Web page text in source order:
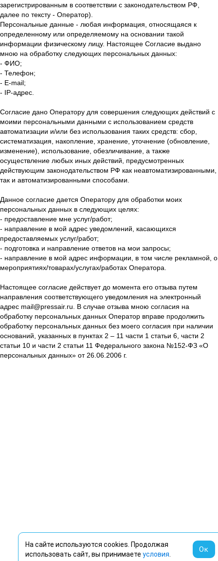
зарегистрированным в соответствии с законодательством РФ,
далее по тексту - Оператор).
Персональные данные - любая информация, относящаяся к
определенному или определяемому на основании такой
информации физическому лицу. Настоящее Согласие выдано
мною на обработку следующих персональных данных:
- ФИО;
- Телефон;
- E-mail;
- IP-адрес.
Согласие дано Оператору для совершения следующих действий с
моими персональными данными с использованием средств
автоматизации и/или без использования таких средств: сбор,
систематизация, накопление, хранение, уточнение (обновление,
изменение), использование, обезличивание, а также
осуществление любых иных действий, предусмотренных
действующим законодательством РФ как неавтоматизированными,
так и автоматизированными способами.
Данное согласие дается Оператору для обработки моих
персональных данных в следующих целях:
- предоставление мне услуг/работ;
- направление в мой адрес уведомлений, касающихся
предоставляемых услуг/работ;
- подготовка и направление ответов на мои запросы;
- направление в мой адрес информации, в том числе рекламной, о
мероприятиях/товарах/услугах/работах Оператора.
Настоящее согласие действует до момента его отзыва путем
направления соответствующего уведомления на электронный
адрес mail@pressair.ru. В случае отзыва мною согласия на
обработку персональных данных Оператор вправе продолжить
обработку персональных данных без моего согласия при наличии
оснований, указанных в пунктах 2 – 11 части 1 статьи 6, части 2
статьи 10 и части 2 статьи 11 Федерального закона №152-ФЗ «О
персональных данных» от 26.06.2006 г.
На сайте используются cookies. Продолжая
использовать сайт, вы принимаете условия
Ок